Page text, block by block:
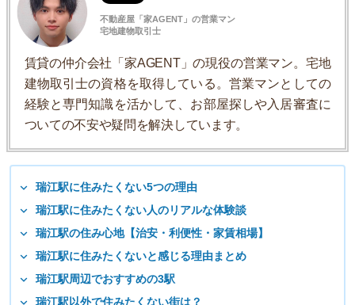
不動産屋「家AGENT」の営業マン
宅地建物取引士
賃貸の仲介会社「家AGENT」の現役の営業マン。宅地
建物取引士の資格を取得している。営業マンとしての
経験と専門知識を活かして、お部屋探しや入居審査に
ついての不安や疑問を解決しています。
瑞江駅に住みたくない5つの理由
瑞江駅に住みたくない人のリアルな体験談
瑞江駅の住み心地【治安・利便性・家賃相場】
瑞江駅に住みたくないと感じる理由まとめ
瑞江駅周辺でおすすめの3駅
瑞江駅以外で住みたくない街は？